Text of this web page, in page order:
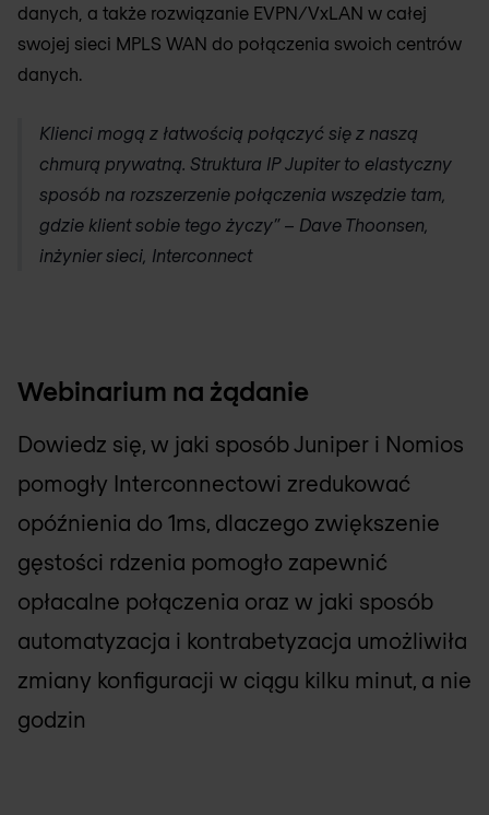
danych, a także rozwiązanie EVPN/VxLAN w całej
swojej sieci MPLS WAN do połączenia swoich centrów
danych.
Klienci mogą z łatwością połączyć się z naszą
chmurą prywatną. Struktura IP Jupiter to elastyczny
sposób na rozszerzenie połączenia wszędzie tam,
gdzie klient sobie tego życzy” – Dave Thoonsen,
inżynier sieci, Interconnect
Webinarium na żądanie
Dowiedz się, w jaki sposób Juniper i Nomios
pomogły Interconnectowi zredukować
opóźnienia do 1ms, dlaczego zwiększenie
gęstości rdzenia pomogło zapewnić
opłacalne połączenia oraz w jaki sposób
automatyzacja i kontrabetyzacja umożliwiła
zmiany konfiguracji w ciągu kilku minut, a nie
godzin